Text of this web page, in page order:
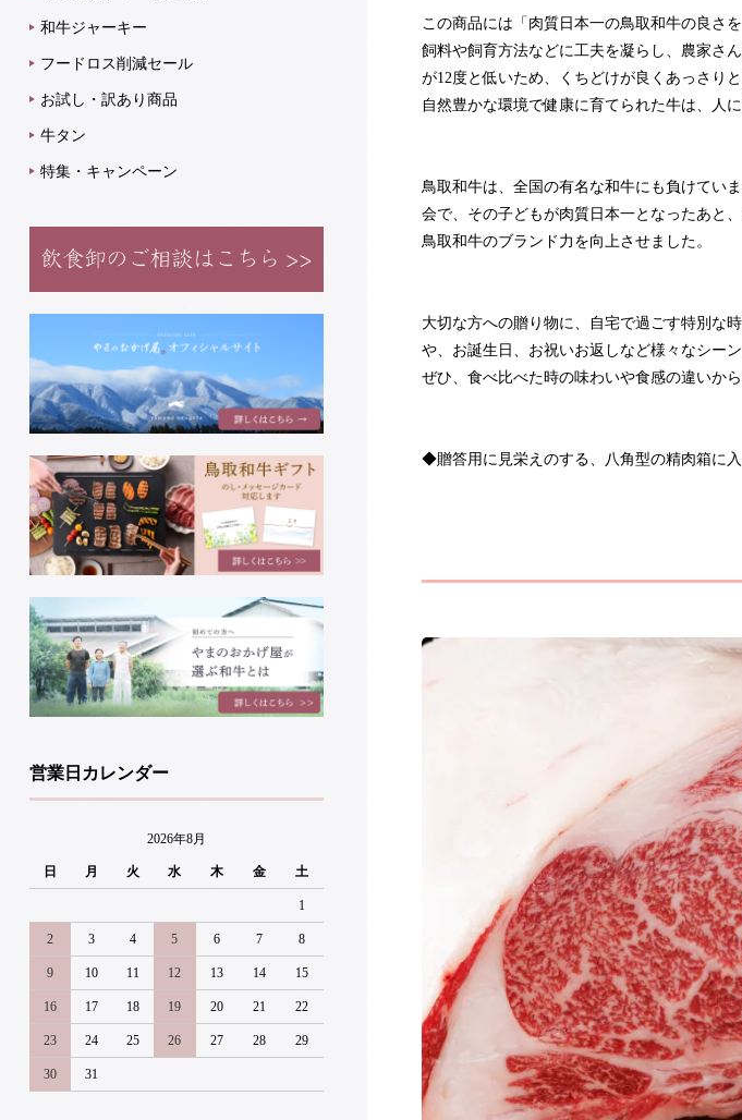
和牛ジャーキー
フードロス削減セール
お試し・訳あり商品
牛タン
特集・キャンペーン
営業日カレンダー
2026年8月
日 月 火 水 木 金 土
1
2 3 4 5 6 7 8
9 10 11 12 13 14 15
16 17 18 19 20 21 22
23 24 25 26 27 28 29
30 31
この商品には「肉質日本一の鳥取和牛の良さ
飼料や飼育方法などに工夫を凝らし、農家さ
が12度と低いため、くちどけが良くあっさりと
自然豊かな環境で健康に育てられた牛は、人
鳥取和牛は、全国の有名な和牛にも負けてい
会で、その子どもが肉質日本一となったあと
鳥取和牛のブランド力を向上させました。
大切な方への贈り物に、自宅で過ごす特別な
や、お誕生日、お祝いお返しなど様々なシー
ぜひ、食べ比べた時の味わいや食感の違いか
◆贈答用に見栄えのする、八角型の精肉箱に入